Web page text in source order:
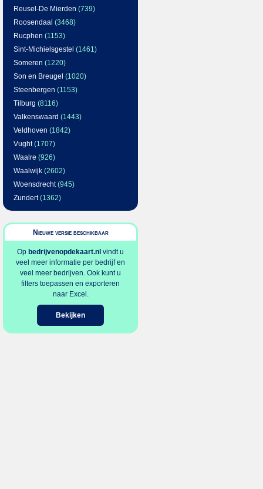
Reusel-De Mierden (739)
Roosendaal (3468)
Rucphen (1153)
Sint-Michielsgestel (1461)
Someren (1220)
Son en Breugel (1020)
Steenbergen (1153)
Tilburg (8116)
Valkenswaard (1443)
Veldhoven (1842)
Vught(1707)
Waalre (926)
Waalwijk (2602)
Woensdrecht(945)
Zundert(1362)
Nieuwe versie beschikbaar
Op bedrijvenopdekaart.nl vindt u
veel meer informatie per bedrijf en
veel meer bedrijven. Ook kunt u
filters toepassen en exporteren
naar Excel.
Bekijken